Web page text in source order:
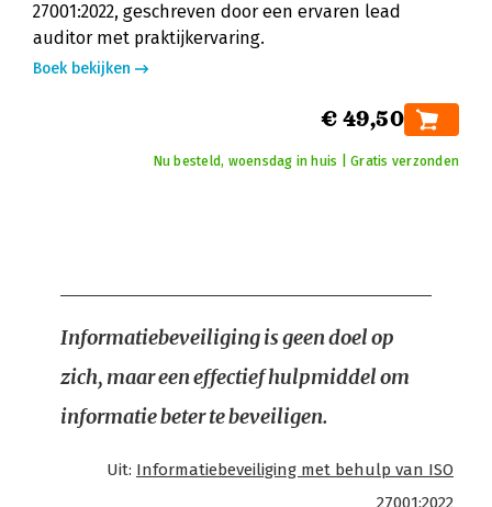
27001:2022, geschreven door een ervaren lead
auditor met praktijkervaring.
Boek bekijken
€ 49,50
Nu besteld, woensdag in huis | Gratis verzonden
Informatiebeveiliging is geen doel op
zich, maar een effectief hulpmiddel om
informatie beter te beveiligen.
Uit: Informatiebeveiliging met behulp van ISO
27001:2022